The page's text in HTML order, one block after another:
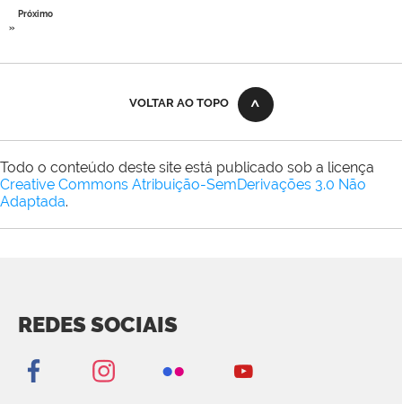
Próximo
»
VOLTAR AO TOPO
Todo o conteúdo deste site está publicado sob a licença
Creative Commons Atribuição-SemDerivações 3.0 Não
Adaptada.
REDES SOCIAIS